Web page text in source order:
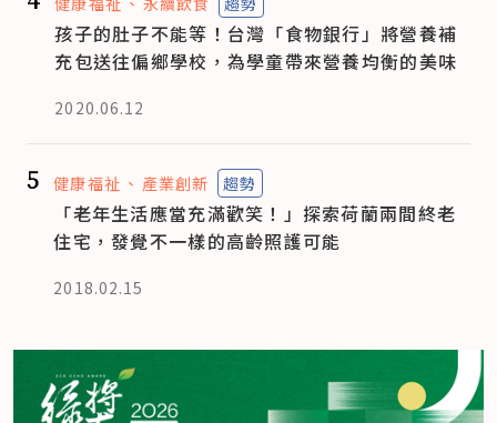
孩子的肚子不能等！台灣「食物銀行」將營養補
充包送往偏鄉學校，為學童帶來營養均衡的美味
2020.06.12
5 健康福祉 產業創新 趨勢
「老年生活應當充滿歡笑！」探索荷蘭兩間終老
住宅，發覺不一樣的高齡照護可能
2018.02.15